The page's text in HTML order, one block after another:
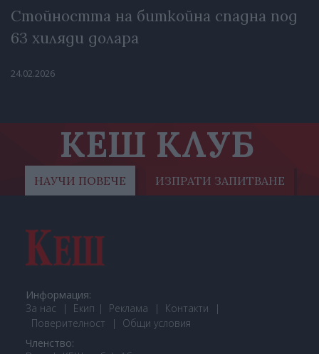
Стойността на биткойна спадна под
63 хиляди долара
24.02.2026
КЕШ КЛУБ
НАУЧИ ПОВЕЧЕ ИЗПРАТИ ЗАПИТВАНЕ
Информация:
За нас
Екип Реклама
Контакти
Поверителност
Общи условия
Членство: